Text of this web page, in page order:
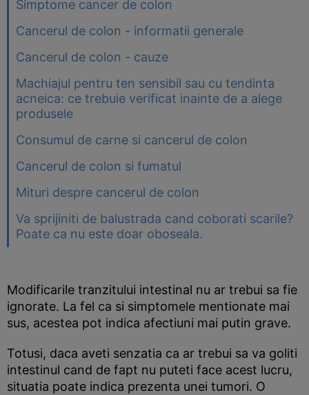
Simptome cancer de colon
Cancerul de colon - informatii generale
Cancerul de colon - cauze
Machiajul pentru ten sensibil sau cu tendinta
acneica: ce trebuie verificat inainte de a alege
produsele
Consumul de carne si cancerul de colon
Cancerul de colon si fumatul
Mituri despre cancerul de colon
Va sprijiniti de balustrada cand coborati scarile?
Poate ca nu este doar oboseala.
Modificarile tranzitului intestinal nu ar trebui sa fie
ignorate. La fel ca si simptomele mentionate mai
sus, acestea pot indica afectiuni mai putin grave.
Totusi, daca aveti senzatia ca ar trebui sa va goliti
intestinul cand de fapt nu puteti face acest lucru,
situatia poate indica prezenta unei tumori. O